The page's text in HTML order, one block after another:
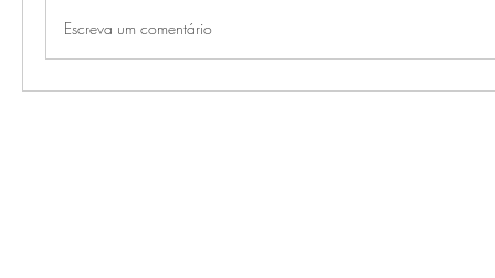
Escreva um comentário